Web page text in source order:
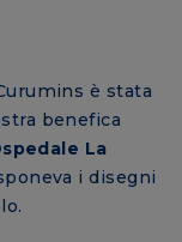
è stata
benefica
La
i disegni